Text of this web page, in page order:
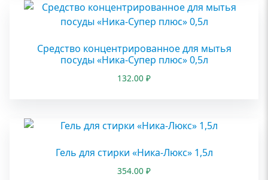
Средство концентрированное для мытья
посуды «Ника-Супер плюс» 0,5л
132.00 ₽
Гель для стирки «Ника-Люкс» 1,5л
354.00 ₽